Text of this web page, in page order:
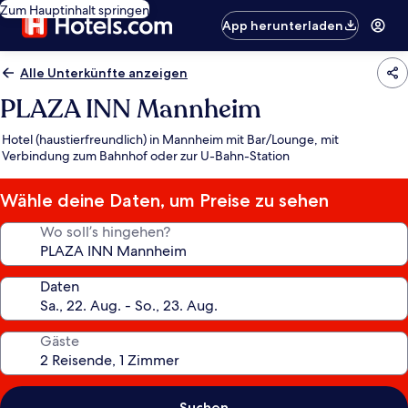
Zum Hauptinhalt springen
App herunterladen
Alle Unterkünfte anzeigen
PLAZA INN Mannheim
Hotel (haustierfreundlich) in Mannheim mit Bar/Lounge, mit
Verbindung zum Bahnhof oder zur U-Bahn-Station
Wähle deine Daten, um Preise zu sehen
Wo soll’s hingehen?
Daten
Gäste